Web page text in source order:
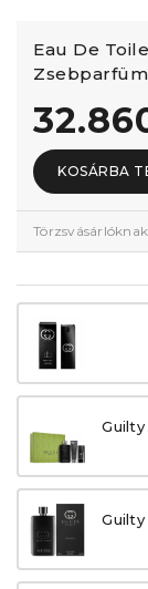
Eau De
KOSÁRBA